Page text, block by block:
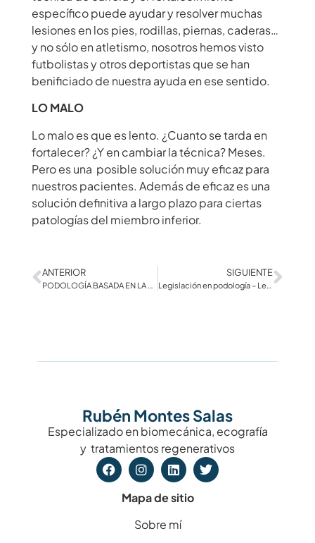
específico puede ayudar y resolver muchas
lesiones en los pies, rodillas, piernas, caderas…
y no sólo en atletismo, nosotroshemos visto
futbolistas y otros deportistas que se han
benificiado de nuestra ayuda en ese sentido.
LO MALO
Lo malo es que es lento. ¿Cuanto se tarda en
fortalecer? ¿Y en cambiar la técnica? Meses.
Pero es una posible solución muy eficaz para
nuestros pacientes. Además de eficaz es una
solución definitiva a largo plazo para ciertas
patologías del miembro inferior.
ANTERIOR SIGUIENTE
Legislación en podología – Ley de autonomía del paciente
Rubén Montes Salas
Especializado en biomecánica, ecografía
y tratamientos regenerativos
Mapa de sitio
Sobre mí